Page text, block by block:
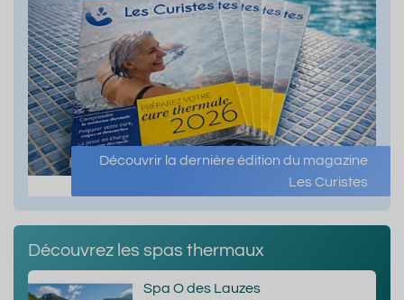
Découvrir la dernière édition du magazine
Les Curistes
Découvrez les spas thermaux
Spa O des Lauzes